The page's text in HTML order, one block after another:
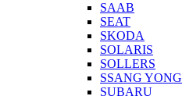
SAAB
SEAT
SKODA
SOLARIS
SOLLERS
SSANG YONG
SUBARU